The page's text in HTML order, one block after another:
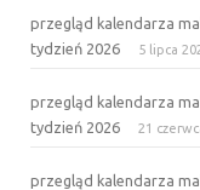
przegląd kalendarza
tydzień 2026
5 lipca
przegląd kalendarza
tydzień 2026
21
przegląd kalendarza